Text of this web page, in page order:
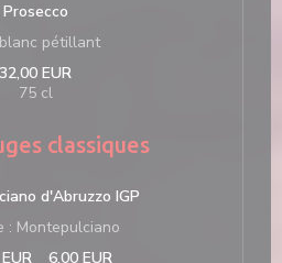
Prosecco
pétillant
32,00 EUR
75 cl
classiques
d'Abruzzo IGP
: Montepulciano
6,00 EUR